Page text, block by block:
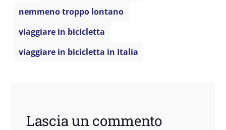
nemmeno troppo lontano
viaggiare in bicicletta
viaggiare in bicicletta in Italia
Lascia un commento